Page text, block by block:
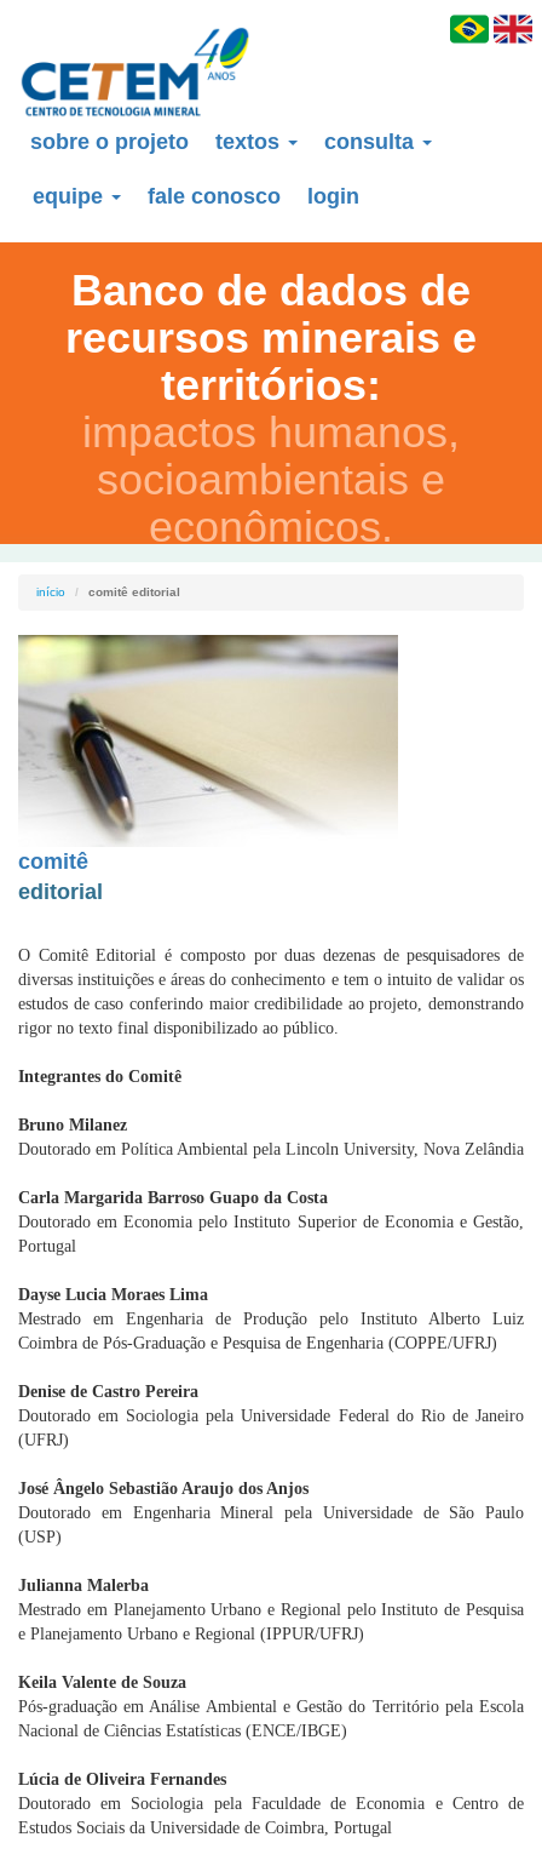
sobre o projeto textos consulta
equipe fale conosco login
Banco de dados de
recursos minerais e
territórios:
impactos humanos,
socioambientais e
econômicos.
início comitê editorial
comitê
editorial
O Comitê Editorial é composto por duas dezenas de pesquisadores de
diversas instituições e áreas do conhecimento e tem o intuito de validar os
estudos de caso conferindo maior credibilidade ao projeto, demonstrando
rigor no texto final disponibilizado ao público.
Integrantes do Comitê
Bruno Milanez
Doutorado em Política Ambiental pela Lincoln University, Nova Zelândia
Carla Margarida Barroso Guapo da Costa
Doutorado em Economia pelo Instituto Superior de Economia e Gestão,
Portugal
Dayse Lucia Moraes Lima
Mestrado em Engenharia de Produção pelo Instituto Alberto Luiz
Coimbra de Pós-Graduação e Pesquisa de Engenharia (COPPE/UFRJ)
Denise de Castro Pereira
Doutorado em Sociologia pela Universidade Federal do Rio de Janeiro
(UFRJ)
José Ângelo Sebastião Araujo dos Anjos
Doutorado em Engenharia Mineral pela Universidade de São Paulo
(USP)
Julianna Malerba
Mestrado em Planejamento Urbano e Regional pelo Instituto de Pesquisa
e Planejamento Urbano e Regional (IPPUR/UFRJ)
Keila Valente de Souza
Pós-graduação em Análise Ambiental e Gestão do Território pela Escola
Nacional de Ciências Estatísticas (ENCE/IBGE)
Lúcia de Oliveira Fernandes
Doutorado em Sociologia pela Faculdade de Economia e Centro de
Estudos Sociais da Universidade de Coimbra, Portugal